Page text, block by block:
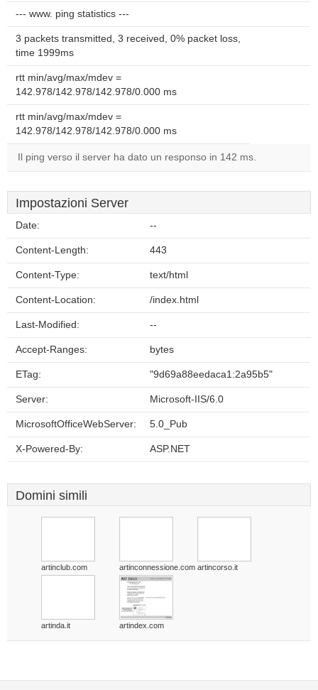
--- www. ping statistics ---
3 packets transmitted, 3 received, 0% packet loss,
time 1999ms
rtt min/avg/max/mdev =
142.978/142.978/142.978/0.000 ms
rtt min/avg/max/mdev =
142.978/142.978/142.978/0.000 ms
Il ping verso il server ha dato un responso in 142 ms.
Impostazioni Server
Date: --
Content-Length: 443
Content-Type: text/html
Content-Location: /index.html
Last-Modified: --
Accept-Ranges: bytes
ETag: "9d69a88eedaca1:2a95b5"
Server: Microsoft-IIS/6.0
MicrosoftOfficeWebServer: 5.0_Pub
X-Powered-By: ASP.NET
Domini simili
artinclub.com artinconnessione.com artincorso.it
artinda.it artindex.com